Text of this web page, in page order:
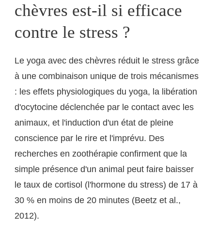
chèvres est-il si efficace
contre le stress ?
Le yoga avec des chèvres réduit le stress grâce
à une combinaison unique de trois mécanismes
: les effets physiologiques du yoga, la libération
d'ocytocine déclenchée par le contact avec les
animaux, et l'induction d'un état de pleine
conscience par le rire et l'imprévu. Des
recherches en zoothérapie confirment que la
simple présence d'un animal peut faire baisser
le taux de cortisol (l'hormone du stress) de 17 à
30 % en moins de 20 minutes (Beetz et al.,
2012).